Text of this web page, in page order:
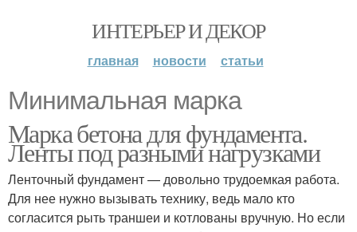
ИНТЕРЬЕР И ДЕКОР
главная новости статьи
Минимальная марка
Марка бетона для фундамента.
Ленты под разными нагрузками
Ленточный фундамент — довольно трудоемкая работа.
Для нее нужно вызывать технику, ведь мало кто
согласится рыть траншеи и котлованы вручную. Но если